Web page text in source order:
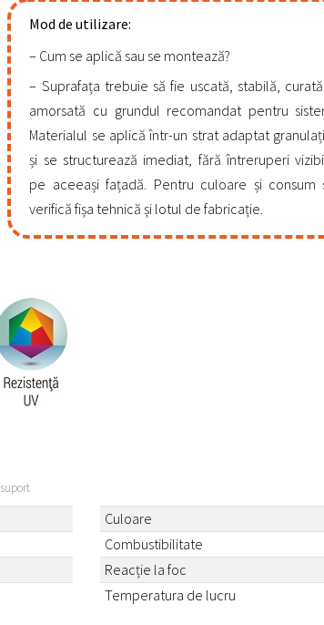
Mod de utilizare:
Cum se aplică sau se montează?
Suprafața trebuie să fie uscată, stabilă,
amorsată cu grundul recomandat pentru
Materialul se aplică într-un strat adaptat
și se structurează imediat, fără întreruperi
pe aceeași fațadă. Pentru culoare și consum
verifică fișa tehnică și lotul de fabricație.
Culoare
Combustibilitate
Reacție la foc
Temperatura de lucru